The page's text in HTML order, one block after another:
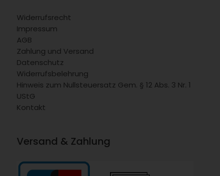
Widerrufsrecht
Impressum
AGB
Zahlung und Versand
Datenschutz
Widerrufsbelehrung
Hinweis zum Nullsteuersatz Gem. § 12 Abs. 3 Nr. 1
UStG
Kontakt
Versand & Zahlung